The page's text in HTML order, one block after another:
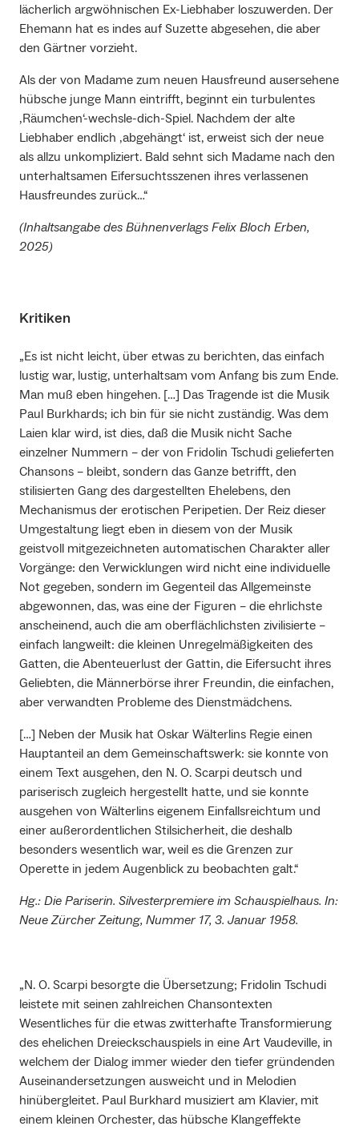
lächerlich argwöhnischen Ex-Liebhaber loszuwerden. Der
Ehemann hat es indes auf Suzette abgesehen, die aber
den Gärtner vorzieht.
Als der von Madame zum neuen Hausfreund ausersehene
hübsche junge Mann eintrifft, beginnt ein turbulentes
‚Räumchen‘-wechsle-dich-Spiel. Nachdem der alte
Liebhaber endlich ‚abgehängt‘ ist, erweist sich der neue
als allzu unkompliziert. Bald sehnt sich Madame nach den
unterhaltsamen Eifersuchtsszenen ihres verlassenen
Hausfreundes zurück…“
(Inhaltsangabe des Bühnenverlags Felix Bloch Erben,
2025)
Kritiken
„Es ist nicht leicht, über etwas zu berichten, das einfach
lustig war, lustig, unterhaltsam vom Anfang bis zum Ende.
Man muß eben hingehen. […] Das Tragende ist die Musik
Paul Burkhards; ich bin für sie nicht zuständig. Was dem
Laien klar wird, ist dies, daß die Musik nicht Sache
einzelner Nummern – der von Fridolin Tschudi gelieferten
Chansons – bleibt, sondern das Ganze betrifft, den
stilisierten Gang des dargestellten Ehelebens, den
Mechanismus der erotischen Peripetien. Der Reiz dieser
Umgestaltung liegt eben in diesem von der Musik
geistvoll mitgezeichneten automatischen Charakter aller
Vorgänge: den Verwicklungen wird nicht eine individuelle
Not gegeben, sondern im Gegenteil das Allgemeinste
abgewonnen, das, was eine der Figuren – die ehrlichste
anscheinend, auch die am oberflächlichsten zivilisierte –
einfach langweilt: die kleinen Unregelmäßigkeiten des
Gatten, die Abenteuerlust der Gattin, die Eifersucht ihres
Geliebten, die Männerbörse ihrer Freundin, die einfachen,
aber verwandten Probleme des Dienstmädchens.
[…] Neben der Musik hat Oskar Wälterlins Regie einen
Hauptanteil an dem Gemeinschaftswerk: sie konnte von
einem Text ausgehen, den N. O. Scarpi deutsch und
pariserisch zugleich hergestellt hatte, und sie konnte
ausgehen von Wälterlins eigenem Einfallsreichtum und
einer außerordentlichen Stilsicherheit, die deshalb
besonders wesentlich war, weil es die Grenzen zur
Operette in jedem Augenblick zu beobachten galt.“
Hg.: Die Pariserin. Silvesterpremiere im Schauspielhaus. In:
Neue Zürcher Zeitung, Nummer 17, 3. Januar 1958.
„N. O. Scarpi besorgte die Übersetzung; Fridolin Tschudi
leistete mit seinen zahlreichen Chansontexten
Wesentliches für die etwas zwitterhafte Transformierung
des ehelichen Dreieckschauspiels in eine Art Vaudeville, in
welchem der Dialog immer wieder den tiefer gründenden
Auseinandersetzungen ausweicht und in Melodien
hinübergleitet. Paul Burkhard musiziert am Klavier, mit
einem kleinen Orchester, das hübsche Klangeffekte